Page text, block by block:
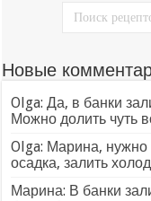
Новые
Olga: Да, в банки
Можно долить чуть
Olga: Марина, нужно
осадка, залить
Марина: В банки